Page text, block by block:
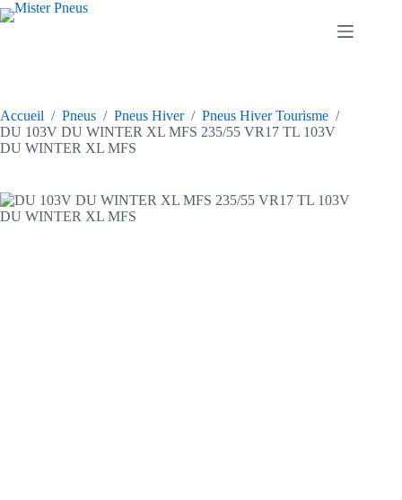
Passer
au
Accueil / Pneus / Pneus Hiver / Pneus Hiver Tourisme /
DU 103V DU WINTER XL MFS 235/55 VR17 TL 103V
DU WINTER XL MFS